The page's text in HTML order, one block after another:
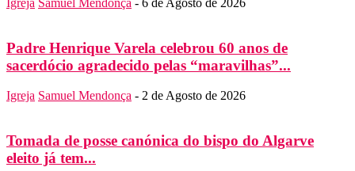
Padre Henrique Varela celebrou 60 anos de
sacerdócio agradecido pelas “maravilhas”...
Igreja Samuel Mendonça - 2 de Agosto de 2026
Tomada de posse canónica do bispo do Algarve
eleito já tem...